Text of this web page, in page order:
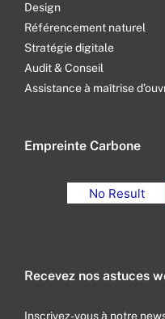
Design
Référencement naturel
Stratégie digitale
Audit & Conseil
Assistance à maîtrise
Empreinte Carbone
No Result
Recevez nos astuces
Inscrivez-vous à notre